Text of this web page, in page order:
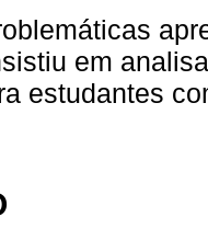
em
estudantes